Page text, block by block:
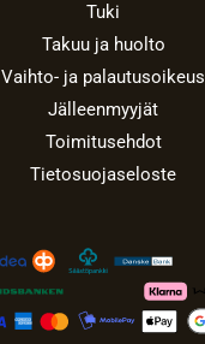
Tuki
Takuu ja huolto
Vaihto- ja palautusoikeus
Jälleenmyyjät
Toimitusehdot
Tietosuojaseloste